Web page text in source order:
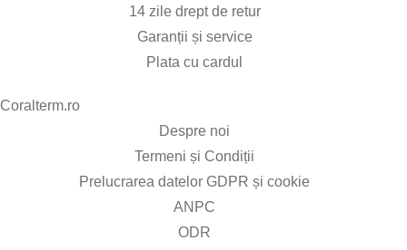
14 zile drept de retur
Garanții și service
Plata cu cardul
Coralterm.ro​
Despre noi
Termeni și Condiții
Prelucrarea datelor GDPR și cookie
ANPC
ODR